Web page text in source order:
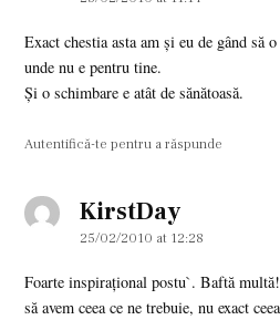
Exact chestia asta am şi eu de gând să
unde nu e pentru tine.
Şi o schimbare e atât de sănătoasă.
Autentifică-te pentru a răspunde
KirstDaysays:
25/02/2010 at 12:28
Foarte inspiraţional postu`. Baftă
să avem ceea ce ne trebuie, nu exact